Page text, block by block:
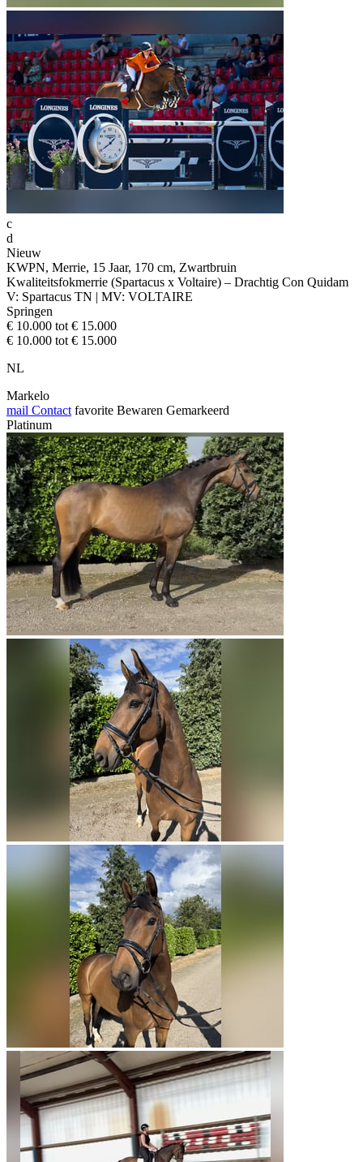
c
d
Nieuw
KWPN, Merrie, 15 Jaar, 170 cm, Zwartbruin
Kwaliteitsfokmerrie (Spartacus x Voltaire) – Drachtig Con Quidam
V: Spartacus TN | MV: VOLTAIRE
Springen
€ 10.000 tot € 15.000
€ 10.000 tot € 15.000
NL
Markelo
mail Contact favorite Bewaren Gemarkeerd
Platinum